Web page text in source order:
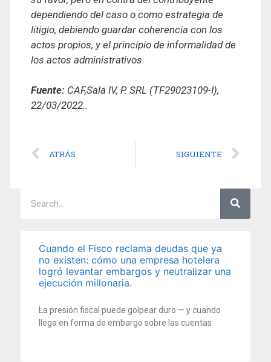
dependiendo del caso o como estrategia de
litigio, debiendo guardar coherencia con los
actos propios, y el principio de informalidad de
los actos administrativos.
Fuente: CAF,Sala IV, P. SRL (TF29023109-I),
22/03/2022..
ATRÁS SIGUIENTE
Cuando el Fisco reclama deudas que ya
no existen: cómo una empresa hotelera
logró levantar embargos y neutralizar una
ejecución millonaria.
La presión fiscal puede golpear duro — y cuando
llega en forma de embargo sobre las cuentas